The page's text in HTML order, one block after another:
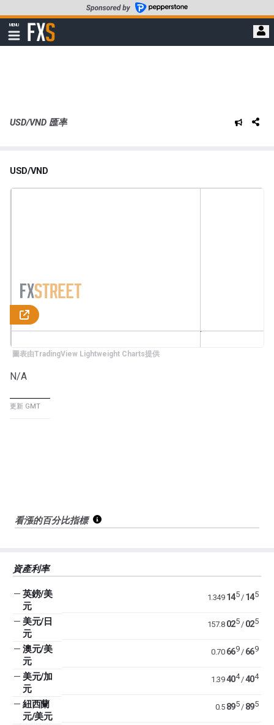
至
要
MENU
顯
示
FXStreet
USD/VND 匯率
USD/VND
圖表由TradingView Lightweight Charts提供
N/A
更新 GMT
看漲的百分比指標
資產利率
— 英鎊/美
元
1.349 145/ 145
— 美元/日
元
157.8 025/ 025
— 澳元/美
元
0.70 669/ 669
— 美元/加
元
1.39 404/404
— 紐西蘭
元/美元
0.5 895/ 895